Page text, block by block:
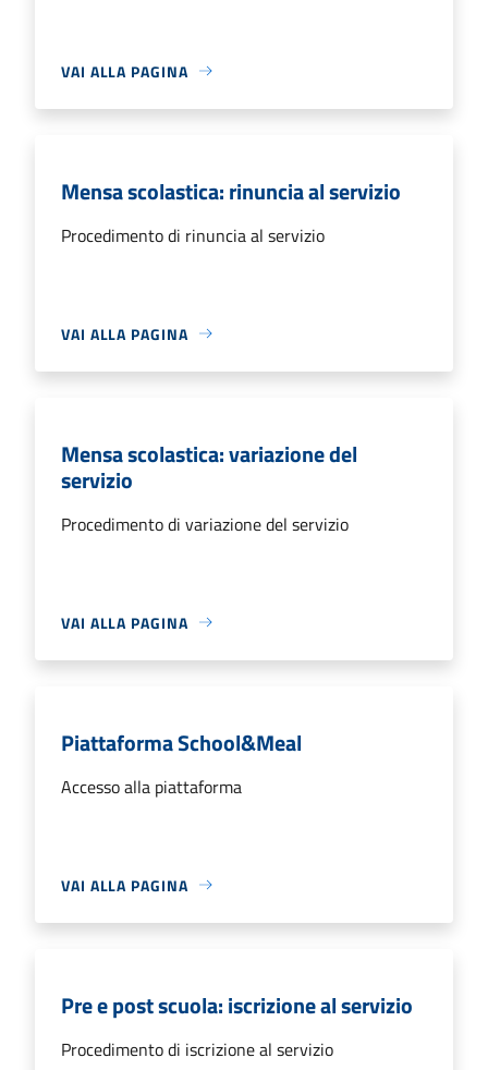
VAI ALLA PAGINA
Mensa scolastica: rinuncia al servizio
Procedimento di rinuncia al servizio
VAI ALLA PAGINA
Mensa scolastica: variazione del
servizio
Procedimento di variazione del servizio
VAI ALLA PAGINA
Piattaforma School&Meal
Accesso alla piattaforma
VAI ALLA PAGINA
Pre e post scuola: iscrizione al servizio
Procedimento di iscrizione al servizio